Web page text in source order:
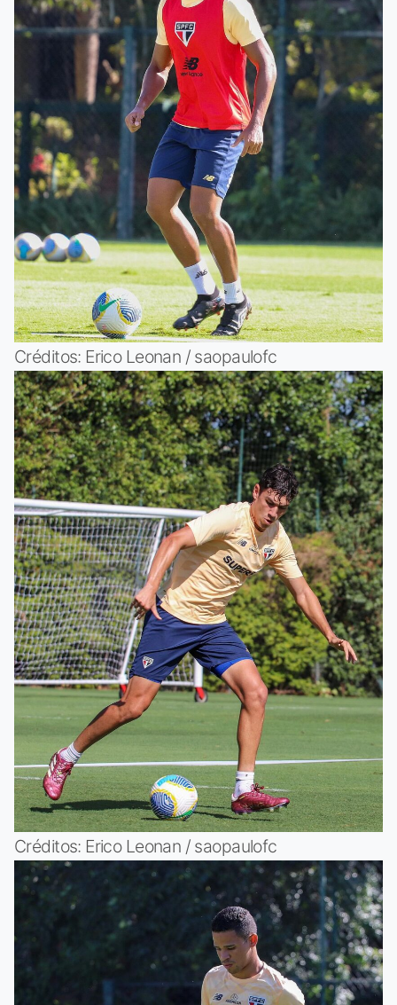
Créditos: Erico Leonan / saopaulofc
Créditos: Erico Leonan / saopaulofc